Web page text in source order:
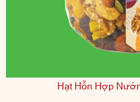
Hạt Hỗn Hợp